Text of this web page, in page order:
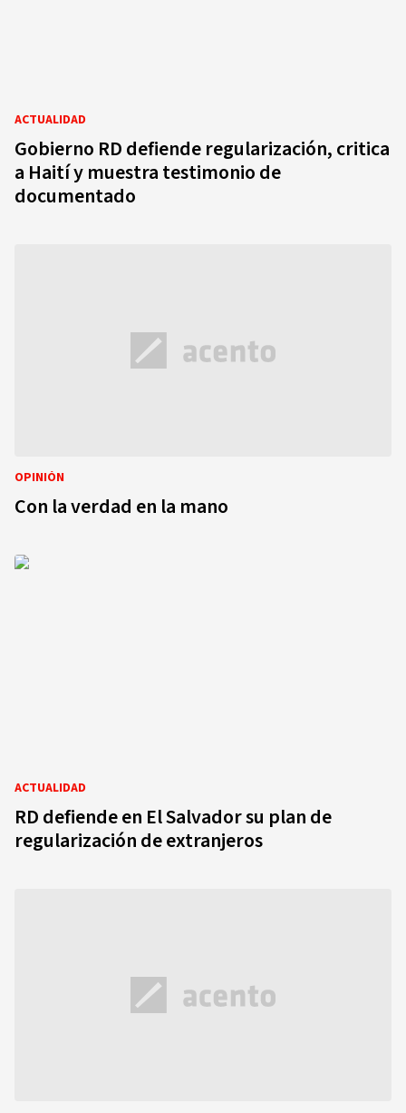
ACTUALIDAD
Gobierno RD defiende regularización, critica
a Haití y muestra testimonio de
documentado
OPINIÓN
Con la verdad en la mano
ACTUALIDAD
RD defiende en El Salvador su plan de
regularización de extranjeros